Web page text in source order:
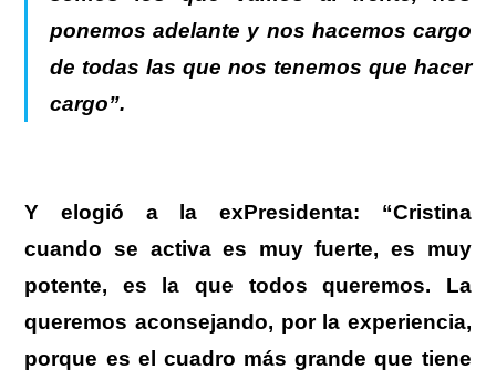
ponemos adelante y nos hacemos cargo
de todas las que nos tenemos que hacer
cargo”.
Y elogió a la exPresidenta: “Cristina
cuando se activa es muy fuerte, es muy
potente, es la que todos queremos. La
queremos aconsejando, por la experiencia,
porque es el cuadro más grande que tiene